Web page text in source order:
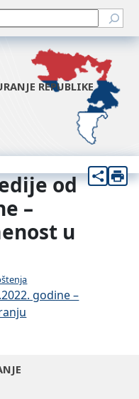
REPUBLIKE
od
–
u
godine –